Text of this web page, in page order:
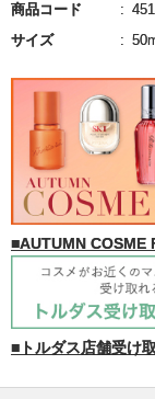
商品コード
サイズ
■AUTUMN COSME
■トルダス店舗受け